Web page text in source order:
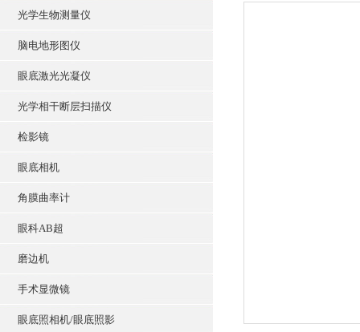
光学生物测量仪
脑电地形图仪
眼底激光光凝仪
光学相干断层扫描仪
检影镜
眼底相机
角膜曲率计
眼科AB超
磨边机
手术显微镜
眼底照相机/眼底照影